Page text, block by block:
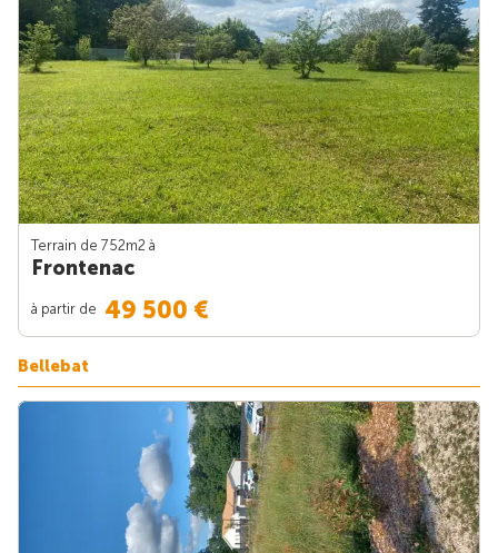
Terrain de 752m2 à
Frontenac
à partir de 49 500 €
Bellebat